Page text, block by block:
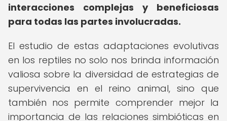
interacciones complejas y beneficiosas
para todas las partes involucradas.
El estudio de estas adaptaciones evolutivas
en los reptiles no solo nos brinda información
valiosa sobre la diversidad de estrategias de
supervivencia en el reino animal, sino que
también nos permite comprender mejor la
importancia de las relaciones simbióticas en